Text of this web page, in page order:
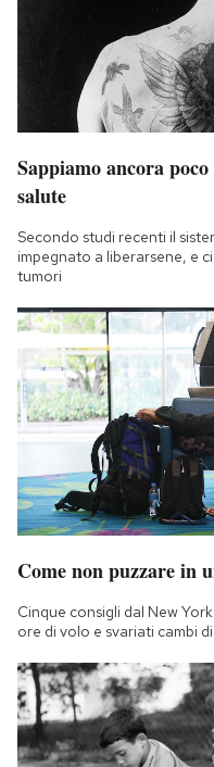
Sappiamo ancora
salute
Secondo studi recenti il
impegnato a liberarsene, e
tumori
Come non puzzare in
Cinque consigli dal New
ore di volo e svariati cambi